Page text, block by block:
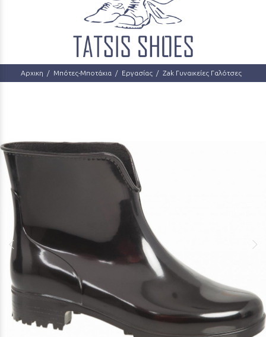
Αρχικη Μπότες-Μποτάκια Εργασίας Zak Γυναικείες Γαλότσες